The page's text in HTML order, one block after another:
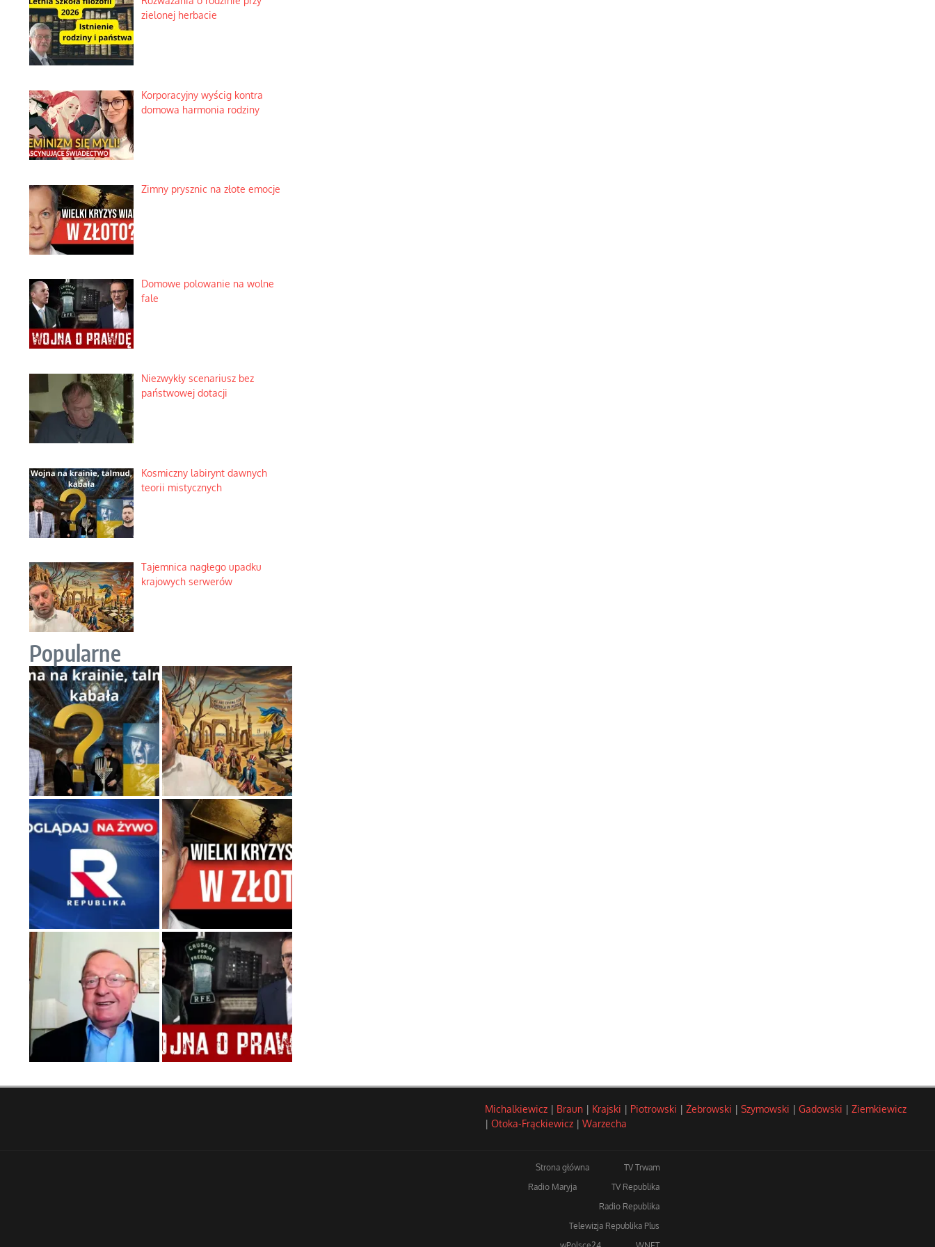
zielonej herbacie
Korporacyjny wyścig kontra
domowa harmonia rodziny
Zimny prysznic na złote emocje
Domowe polowanie na wolne
fale
Niezwykły scenariusz bez
państwowej dotacji
Kosmiczny labirynt dawnych
teorii mistycznych
Tajemnica nagłego upadku
krajowych serwerów
Popularne
Michalkiewicz | Braun | Krajski | Piotrowski | Żebrowski | Szymowski | Gadowski | Ziemkiewicz
| Otoka-Frąckiewicz | Warzecha
Strona główna
TV Trwam
Radio Maryja
TV Republika
Radio Republika
Telewizja Republika Plus